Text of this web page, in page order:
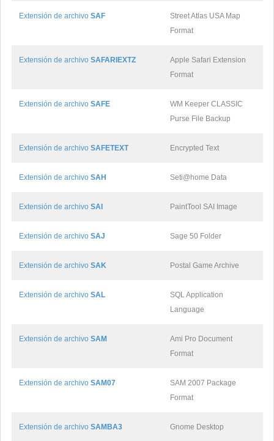
Extensión de archivo SAF
Street Atlas USA Map
Format
Extensión de archivo SAFARIEXTZ
Apple Safari Extension
Format
Extensión de archivo SAFE
WM Keeper CLASSIC
Purse File Backup
Extensión de archivo SAFETEXT Encrypted Text
Extensión de archivo SAH Seti@home Data
Extensión de archivo SAI PaintTool SAI Image
Extensión de archivo SAJ Sage 50 Folder
Extensión de archivo SAK Postal Game Archive
Extensión de archivo SAL
SQL Application
Language
Extensión de archivo SAM
Ami Pro Document
Format
Extensión de archivo SAM07
SAM 2007 Package
Format
Extensión de archivo SAMBA3 Gnome Desktop